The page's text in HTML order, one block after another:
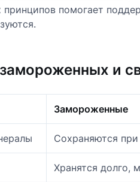
помогает
и
Замороженные
Сохраняются
Хранятся долго,